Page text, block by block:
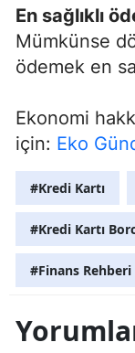
En sağlıklı
Mümkünse
ödemek en
Ekonomi
için: Eko
#Kredi Kartı
#Kredi Kartı
#Finans Rehberi